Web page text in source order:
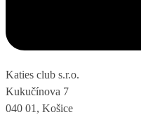
Katies club s.r.o.
Kukučínova 7
040 01, Košice